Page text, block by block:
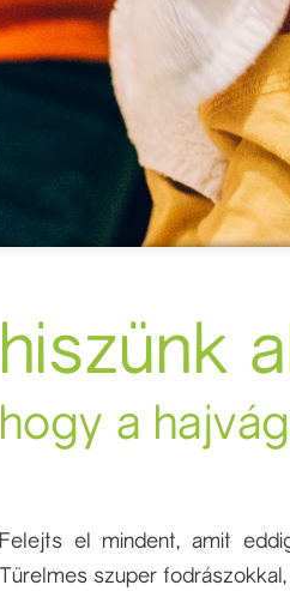
hiszünk
hogy a
Felejts el mindent, amit
Türelmes szuper